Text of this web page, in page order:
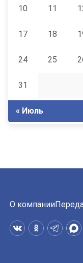
10 11
17 18
24 25
31
« Июль
О компании